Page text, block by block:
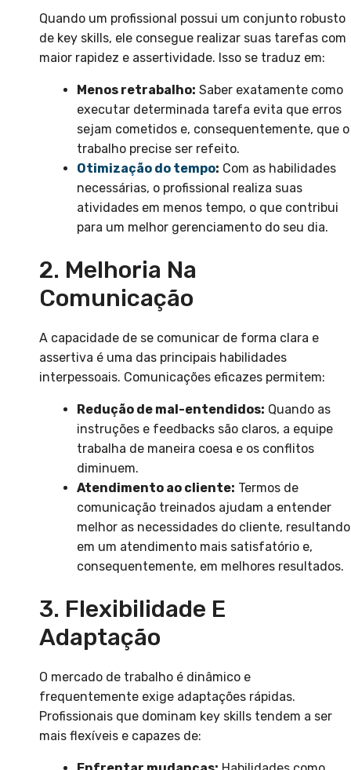
Quando um profissional possui um conjunto robusto
de key skills, ele consegue realizar suas tarefas com
maior rapidez e assertividade. Isso se traduz em:
Menos retrabalho: Saber exatamente como
executar determinada tarefa evita que erros
sejam cometidos e, consequentemente, que o
trabalho precise ser refeito.
Otimização do tempo: Com as habilidades
necessárias, o profissional realiza suas
atividades em menos tempo, o que contribui
para um melhor gerenciamento do seu dia.
2. Melhoria Na
Comunicação
A capacidade de se comunicar de forma clara e
assertiva é uma das principais habilidades
interpessoais. Comunicações eficazes permitem:
Redução de mal-entendidos: Quando as
instruções e feedbacks são claros, a equipe
trabalha de maneira coesa e os conflitos
diminuem.
Atendimento ao cliente: Termos de
comunicação treinados ajudam a entender
melhor as necessidades do cliente, resultando
em um atendimento mais satisfatório e,
consequentemente, em melhores resultados.
3. Flexibilidade E
Adaptação
O mercado de trabalho é dinâmico e
frequentemente exige adaptações rápidas.
Profissionais que dominam key skills tendem a ser
mais flexíveis e capazes de: